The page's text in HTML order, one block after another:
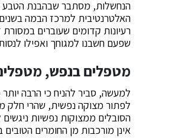
הנחשלות, מסתבר שבהבנת הטבע
האלטרנטיבית למרכז הבמה
רעיונות קדומים שעוברים
שפעם חשבנו למגוחך ואפילו
מטפלים בנפש,
למעשה, סביר להניח כי הרבה
לפתור מצוקה נפשית, שהרי חלק
הסובלים ממצוקות נפשיות
אינן מורכבות מן החומרים